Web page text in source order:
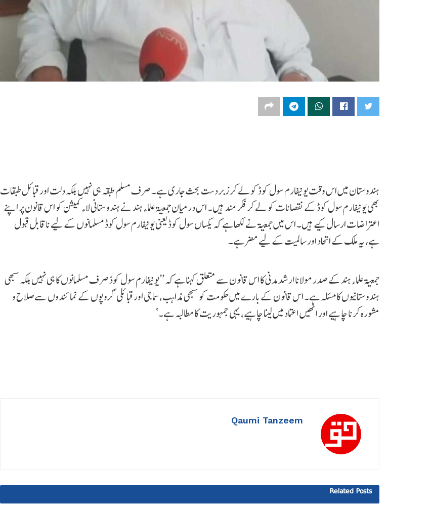
ہندوستان میں اس وقت یونیفارم سول کوڈ کو لے کر زبردست بحث جاری ہے۔ صرف مسلم طبقہ ہی نہیں بلکہ دلت اور قبائل طبقات
بھی یونیفارم سول کوڈ کے نقصانات کو لے کر فکر مند ہیں۔ اس درمیان جمعیۃ علماء ہند نے ہندوستانی لاء کمیشن کو اس قانون پر اپنے
اعتراضات ارسال کیے ہیں۔ اس میں جمعیۃ نے لکھا ہے کہ یکساں سول کوڈ یعنی یونیفارم سول کوڈ مسلمانوں کے لیے ناقابل قبول
ہے، یہ ملک کے اتحاد اور سالمیت کے لیے مضر ہے۔
جمعیۃ علماء ہند کے صدر مولانا ارشد مدنی کا اس قانون سے متعلق کہنا ہے کہ ’’یونیفارم سول کوڈ صرف مسلمانوں کا ہی نہیں بلکہ سبھی
ہندوستانیوں کا مسئلہ ہے۔ اس قانون کے بارے میں حکومت کو سبھی مذاہب، سماجی اور قبائلی گروپوں کے نمائندوں سے صلاح و
مشورہ کرنا چاہیے اور انھیں اعتماد میں لینا چاہیے، یہی جمہوریت کا مطالبہ ہے۔‘
Qaumi Tanzeem
Related Posts